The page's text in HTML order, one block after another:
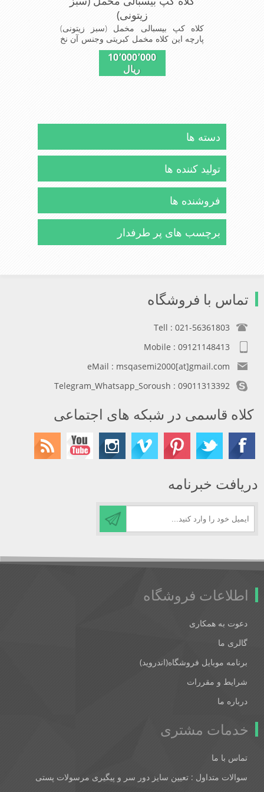
زیتونی)
کلاه کپ بیسبالی مخمل (سبز زیتونی)
پارچه این کلاه مخمل کبریتی وجنس آن نخ
پلیسر است داخل کلاه آستر مشکی تترون
دوخته شده تا کلاه تنفسی بهتر داشته باشد
این مدل کلاه با بندگیری که پشت کلاه
لطیف
10٬000٬000
ریال
دسته ها
تولید کننده ها
فروشنده ها
برچسب های پر طرفدار
تماس با فروشگاه
Tell : 021-56361803
Mobile : 09121148413
eMail : msqasemi2000[at]gmail.com
Telegram_Whatsapp_Soroush : 09011313392
کلاه قاسمی در شبکه های اجتماعی
دریافت خبرنامه
اطلاعات فروشگاه
دعوت به همکاری
گالری ما
برنامه موبایل فروشگاه(اندروید)
شرایط و مقررات
درباره ما
خدمات مشتری
تماس با ما
سوالات متداول : تعیین سایز دور سر و پیگیری مرسولات پستی